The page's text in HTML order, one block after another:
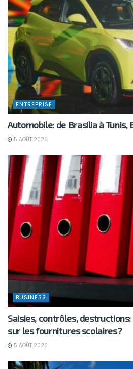
ENTREPRISE
Automobile: de Brasilia à
5 AOÛT 2026
BUSINESS
Saisies, contrôles,
sur les fournitures scolaires?
5 AOÛT 2026